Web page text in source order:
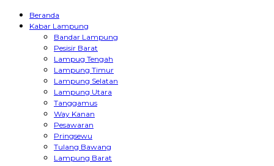
Beranda
Kabar Lampung
Bandar Lampung
Pesisir Barat
Lampug Tengah
Lampung Timur
Lampung Selatan
Lampung Utara
Tanggamus
Way Kanan
Pesawaran
Pringsewu
Tulang Bawang
Lampung Barat